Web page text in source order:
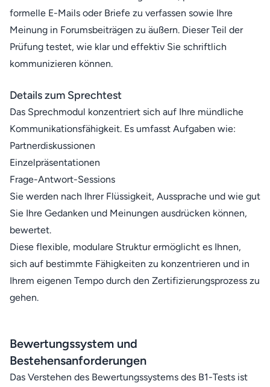
formelle E-Mails oder Briefe zu verfassen sowie Ihre
Meinung in Forumsbeiträgen zu äußern. Dieser Teil der
Prüfung testet, wie klar und effektiv Sie schriftlich
kommunizieren können.
Details zum Sprechtest
Das Sprechmodul konzentriert sich auf Ihre mündliche
Kommunikationsfähigkeit. Es umfasst Aufgaben wie:
Partnerdiskussionen
Einzelpräsentationen
Frage-Antwort-Sessions
Sie werden nach Ihrer Flüssigkeit, Aussprache und wie gut
Sie Ihre Gedanken und Meinungen ausdrücken können,
bewertet.
Diese flexible, modulare Struktur ermöglicht es Ihnen,
sich auf bestimmte Fähigkeiten zu konzentrieren und in
Ihrem eigenen Tempo durch den Zertifizierungsprozess zu
gehen.
Bewertungssystem und
Bestehensanforderungen
Das Verstehen des Bewertungssystems des B1-Tests ist